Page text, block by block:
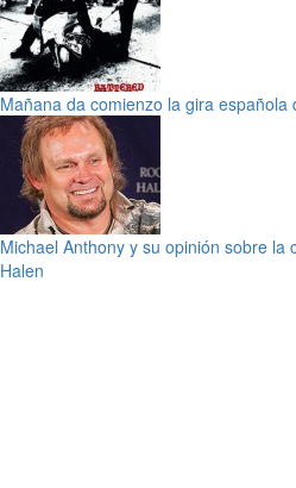
Mañana da comienzo la gira española
Michael Anthony y su opinión sobre la
Halen